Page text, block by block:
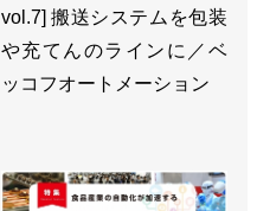
vol.7] 搬送システムを包装
や充てんのラインに／ベ
ッコフオートメーション